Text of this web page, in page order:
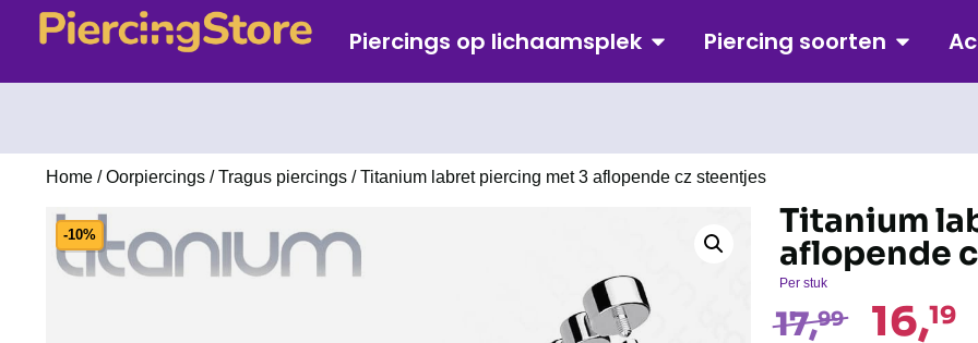
Piercings op lichaamsplek Piercing soorten
Home /Oorpiercings /Tragus piercings / Titanium labret piercing met 3 aflopende cz steentjes
-10% Titanium
aflopende
Per stuk
17,99 16,19